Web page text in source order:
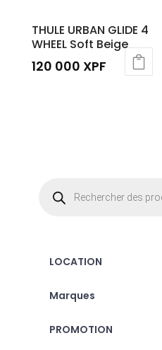
THULE URBAN GLIDE 4
WHEEL Soft Beige
120 000 XPF
produits
LOCATION
Marques
PROMOTION